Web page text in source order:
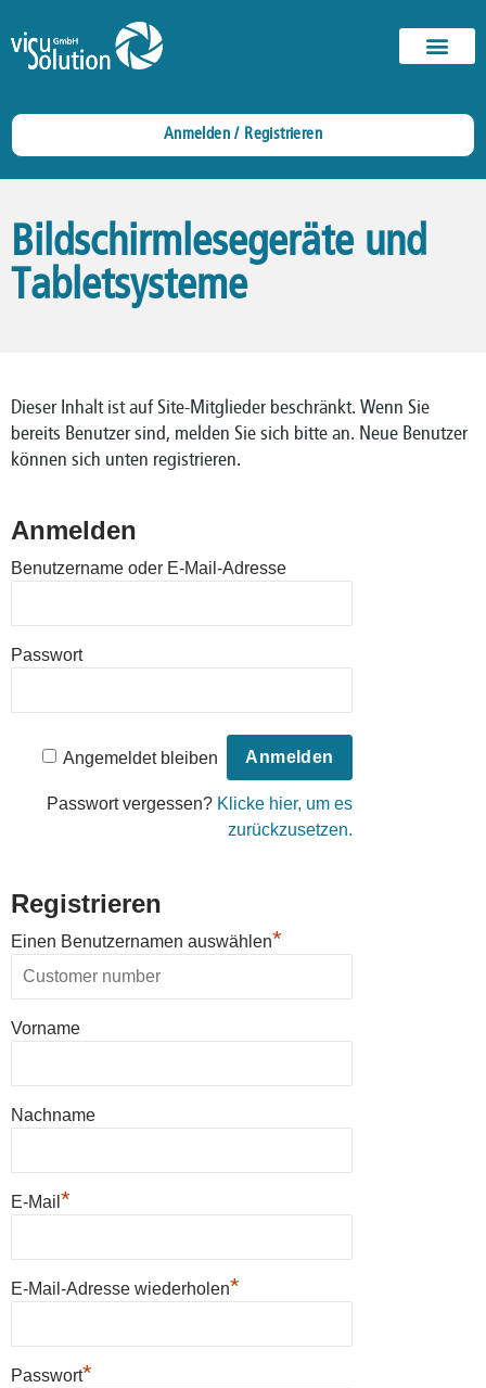
Anmelden / Registrieren
Bildschirmlesegeräte und
Tabletsysteme
Dieser Inhalt ist auf Site-Mitglieder beschränkt. Wenn Sie
bereits Benutzer sind, melden Sie sich bitte an. Neue Benutzer
können sich unten registrieren.
Anmelden
Benutzername oder E-Mail-Adresse
Passwort
Angemeldet bleiben
Passwort vergessen? Klicke hier, um es
zurückzusetzen.
Registrieren
Einen Benutzernamen auswählen*
Vorname
Nachname
E-Mail *
E-Mail-Adresse wiederholen*
Passwort*